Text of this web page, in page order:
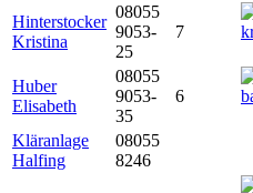
Hinterstocker
Kristina
08055
9053-
25
7
Huber
Elisabeth
08055
9053-
35
6
Kläranlage
Halfing
08055
8246